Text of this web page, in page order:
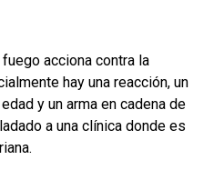
acciona contra la
hay una reacción, un
y un arma en cadena de
a una clínica donde es